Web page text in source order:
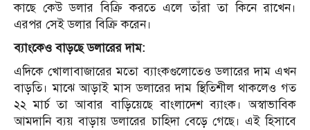
কাছে কেউ ডলার বিক্রি করতে এলে তাঁরা তা কিনে রাখেন।
এরপর সেই ডলার বিক্রি করেন।
ব্যাংকেও বাড়ছে ডলারের দাম:
এদিকে খোলাবাজারের মতো ব্যাংকগুলোতেও ডলারের দাম এখন
বাড়তি। মাঝে আড়াই মাস ডলারের দাম স্থিতিশীল থাকলেও গত
২২ মার্চ তা আবার বাড়িয়েছে বাংলাদেশ ব্যাংক। অস্বাভাবিক
আমদানি ব্যয় বাড়ায় ডলারের চাহিদা বেড়ে গেছে। এই হিসাবে